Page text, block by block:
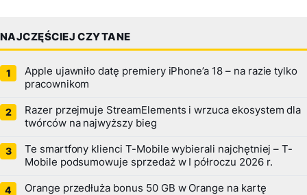
NAJCZĘŚCIEJ CZYTANE
Apple ujawniło datę premiery iPhone’a 18 – na razie tylko
pracownikom
Razer przejmuje StreamElements i wrzuca ekosystem dla
twórców na najwyższy bieg
Te smartfony klienci T-Mobile wybierali najchętniej – T-
Mobile podsumowuje sprzedaż w I półroczu 2026 r.
Orange przedłuża bonus 50 GB w Orange na kartę